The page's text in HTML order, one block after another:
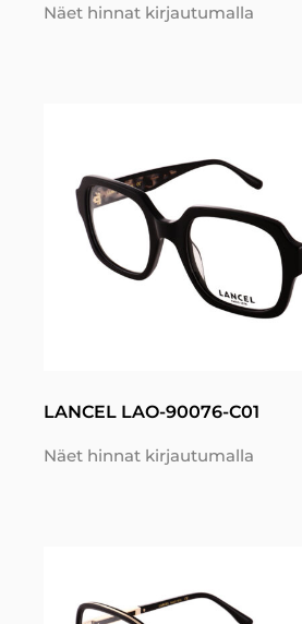
Näet hinnat kirjautumalla
LANCEL LAO-90076-C01
Näet hinnat kirjautumalla